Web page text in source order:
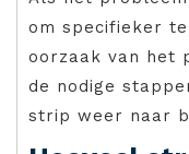
om specifieker
oorzaak van het
de nodige
strip weer naar